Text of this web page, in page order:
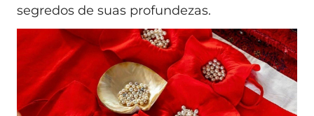
segredos de suas profundezas.